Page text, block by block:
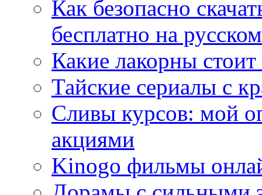
Как безопасно
бесплатно на
Какие лакорны
Тайские сериалы с
Сливы курсов: мой
акциями
Kinogo фильмы